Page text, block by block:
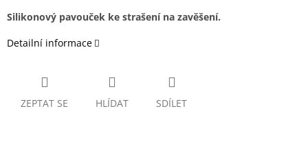
Silikonový pavouček ke strašení na zavěšení.
Detailní informace
ZEPTAT SE HLÍDAT SDÍLET